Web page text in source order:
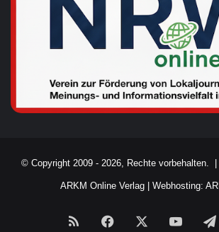
© Copyright 2009 - 2026, Rechte vorbehalten. |
ARKM Online Verlag Webhosting:
RSS Facebook